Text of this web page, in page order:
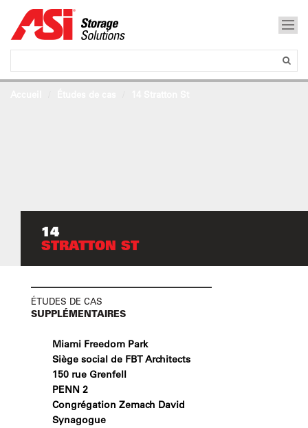
14
STRATTON ST
ÉTUDES DE CAS
SUPPLÉMENTAIRES
Miami Freedom Park
Siège social de FBT Architects
150 rue Grenfell
PENN 2
Congrégation Zemach David
Synagogue